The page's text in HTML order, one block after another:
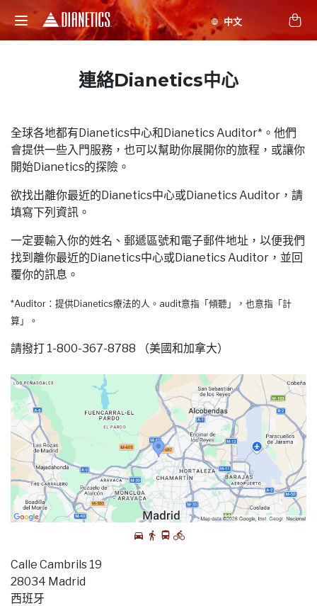
連絡Dianetics中心
全球各地都有Dianetics中心和Dianetics Auditor*。他們
會提供一些入門服務，也可以幫助你展開你的旅程，或讓你
開始Dianetics的探險。
欲找出離你最近的Dianetics中心或Dianetics Auditor，請
填寫下列資訊。
一定要輸入你的姓名、郵遞區號和電子郵件地址，以便我們
找到離你最近的Dianetics中心或Dianetics Auditor，並回
覆你的訊息。
*Auditor：提供Dianetics療法的人。audit意指「傾聽」，也意指「計
算」。
請撥打 1-800-367-8788 （美國和加拿大）
Calle Cambrils 19
28034 Madrid
西班牙